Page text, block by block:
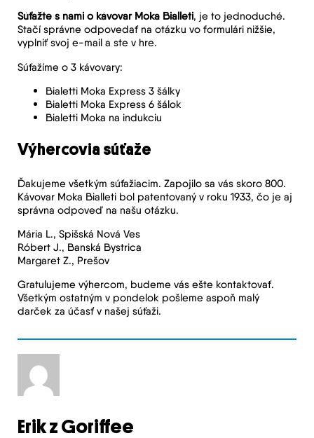
Súťažte s nami o kávovar Moka Bialleti, je to jednoduché.
Stačí správne odpovedať na otázku vo formulári nižšie,
vyplniť svoj e-mail a ste v hre.
Súťažíme o 3 kávovary:
Bialetti Moka Express 3 šálky
Bialetti Moka Express 6 šálok
Bialetti Moka na indukciu
Výhercovia súťaže
Ďakujeme všetkým súťažiacim. Zapojilo sa vás skoro 800.
Kávovar Moka Bialleti bol patentovaný v roku 1933, čo je aj
správna odpoveď na našu otázku.
Mária L., Spišská Nová Ves
Róbert J., Banská Bystrica
Margaret Z., Prešov
Gratulujeme výhercom, budeme vás ešte kontaktovať.
Všetkým ostatným v pondelok pošleme aspoň malý
darček za účasť v našej súťaži.
Erik z Goriffee